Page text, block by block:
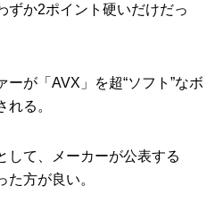
ずか2ポイント硬いだけだっ
が「AVX」を超“ソフト”なボ
る。
して、メーカーが公表する
た方が良い。